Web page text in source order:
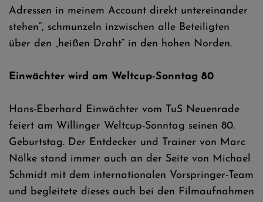
Adressen in meinem Account direkt untereinander
stehen“, schmunzeln inzwischen alle Beteiligten
über den „heißen Draht“ in den hohen Norden.
Einwächter wird am Weltcup-Sonntag 80
Hans-Eberhard Einwächter vom TuS Neuenrade
feiert am Willinger Weltcup-Sonntag seinen 80.
Geburtstag. Der Entdecker und Trainer von Marc
Nölke stand immer auch an der Seite von Michael
Schmidt mit dem internationalen Vorspringer-Team
und begleitete dieses auch bei den Filmaufnahmen